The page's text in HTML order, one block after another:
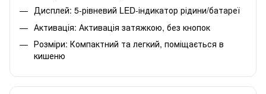
Дисплей: 5-рівневий LED-індикатор рідини/батареї
Активація: Активація затяжкою, без кнопок
Розміри: Компактний та легкий, поміщається в
кишеню